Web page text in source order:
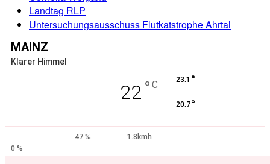
Landtag RLP
Untersuchungsausschuss Flutkatstrophe Ahrtal
MAINZ
Klarer Himmel
22 ° C 23.1 °
20.7°
47 %
1.8kmh
0 %